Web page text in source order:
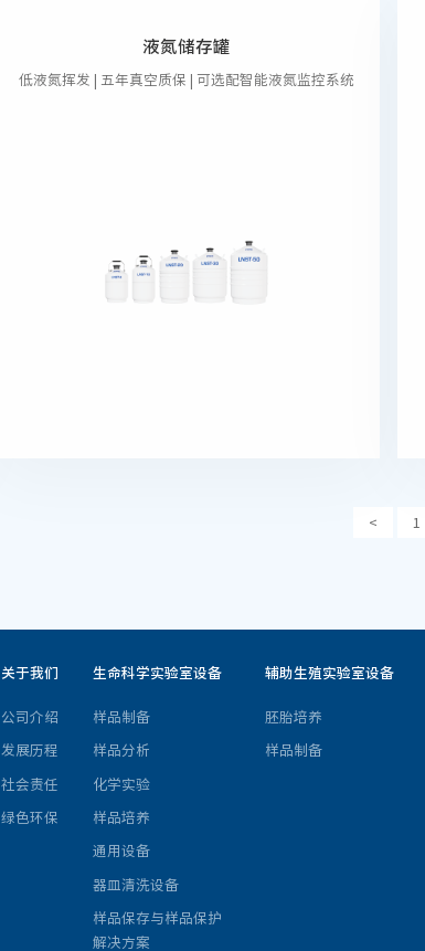
液氮储存罐
低液氮挥发 | 五年真空质保 | 可选配智能液氮监控系统
< 1
关于我们
公司介绍
发展历程
社会责任
绿色环保
生命科学实验室设备
样品制备
样品分析
化学实验
样品培养
通用设备
器皿清洗设备
样品保存与样品保护
解决方案
辅助生殖实验室设备
胚胎培养
样品制备